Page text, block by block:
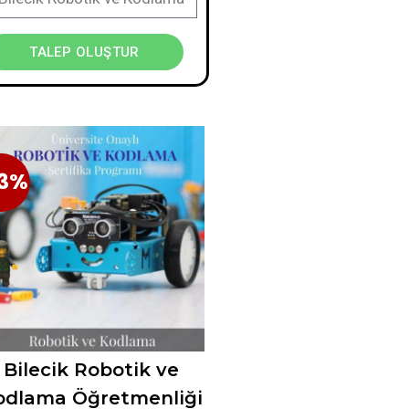
TALEP OLUŞTUR
Bilecik Robotik ve
Öğretmenliği